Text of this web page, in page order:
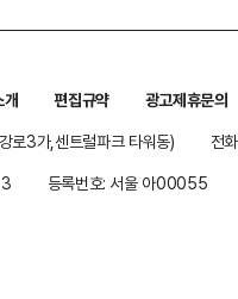
개 편집규약
광고제휴문의
로3가,센트럴파크 타워동)
전
등록번호: 서울 아00055